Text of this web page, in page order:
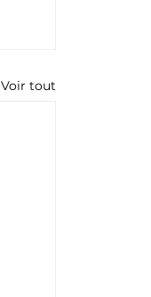
Voir tout